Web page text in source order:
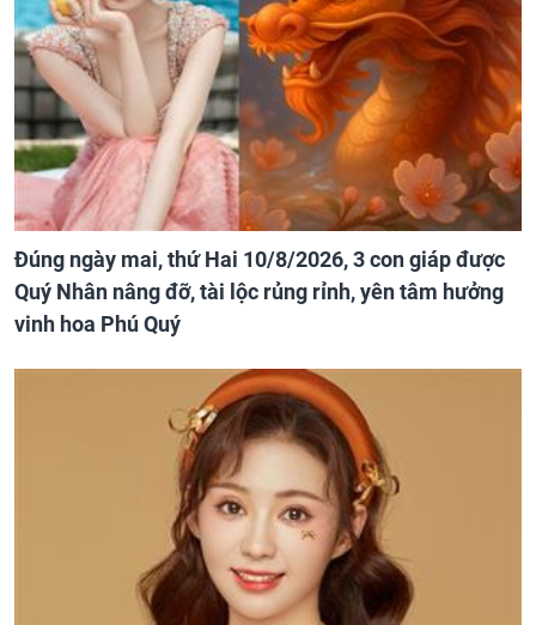
Đúng ngày mai, thứ Hai 10/8/2026, 3 con giáp được
Quý Nhân nâng đỡ, tài lộc rủng rỉnh, yên tâm hưởng
vinh hoa Phú Quý